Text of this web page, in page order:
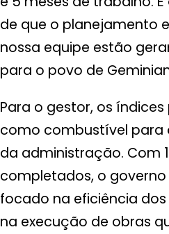
de que o planejamento
nossa equipe estão
para o povo de
Para o gestor, os
como combustível para
da administração. Com
completados, o
focado na eficiência
na execução de obras